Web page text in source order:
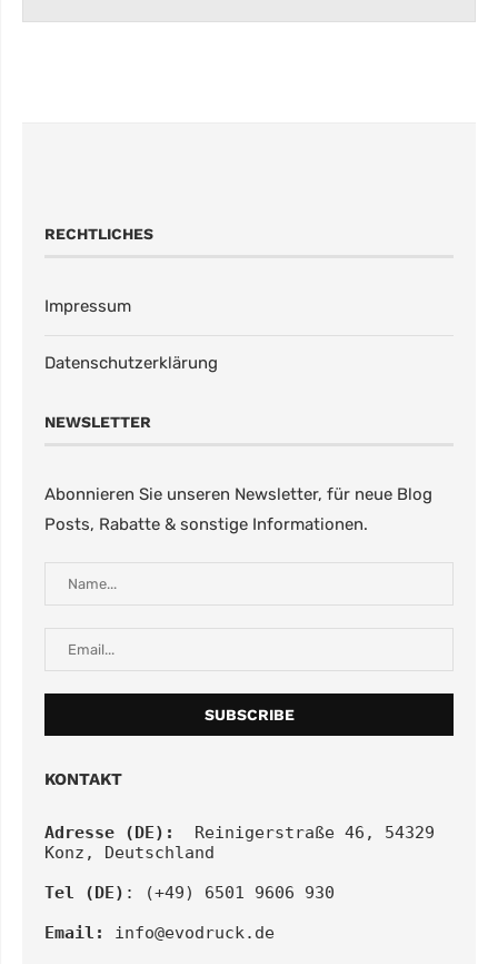
RECHTLICHES
Impressum
Datenschutzerklärung
NEWSLETTER
Abonnieren Sie unseren Newsletter, für neue Blog
Posts, Rabatte & sonstige Informationen.
KONTAKT
Adresse (DE):
Reinigerstraße 46, 54329
Konz, Deutschland
Tel (DE) : (+49) 6501 9606 930
Email:
info@evodruck.de